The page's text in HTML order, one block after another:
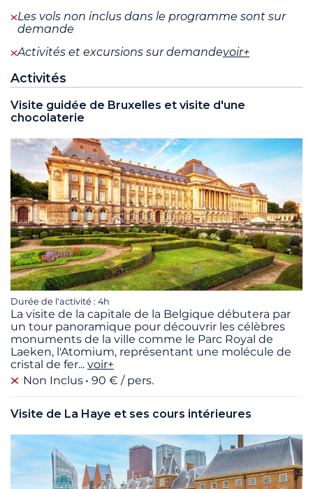
Les vols non inclus dans le programme sont sur
demande
Activités et excursions sur demandevoir+
Activités
Visite guidée de Bruxelles et visite d'une
chocolaterie
Durée de l'activité : 4h
La visite de la capitale de la Belgique débutera par
un tour panoramique pour découvrir les célèbres
monuments de la ville comme le Parc Royal de
Laeken, l'Atomium, représentant une molécule de
cristal de fer... voir+
Non Inclus
90 € / pers.
Visite de La Haye et ses cours intérieures